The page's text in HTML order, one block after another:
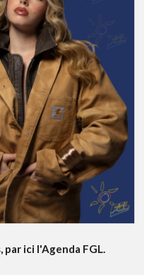
par ici l'Agenda FGL.